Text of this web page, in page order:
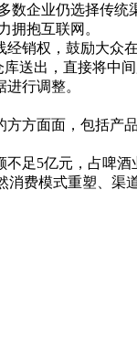
企业仍选择传统
拥抱互联网。
权，鼓励大众
送出，直接将中
行调整。
方面面，包括产
5亿元，占啤酒
费模式重塑、